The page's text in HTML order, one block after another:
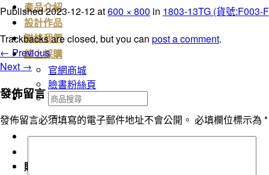
產品介紹
設計作品
聯絡我們
線上採購
官網商城
臉書粉絲頁
搜
尋
關
鍵
購物車
Published2023-12-12at600 × 800 in 1803-13TG (貨號:F003-
Trackbacks are closed, but you can post a comment.
← Previous
Next →
發佈留言
發佈留言必須填寫的電子郵件地址不會公開。 必填欄位標示為 *